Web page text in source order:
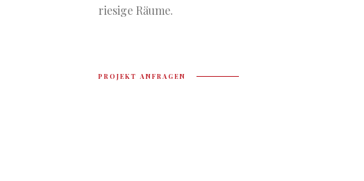
riesige Räume.
PROJEKT ANFRAGEN